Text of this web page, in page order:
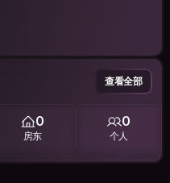
查看全部
0
房东
0
个人